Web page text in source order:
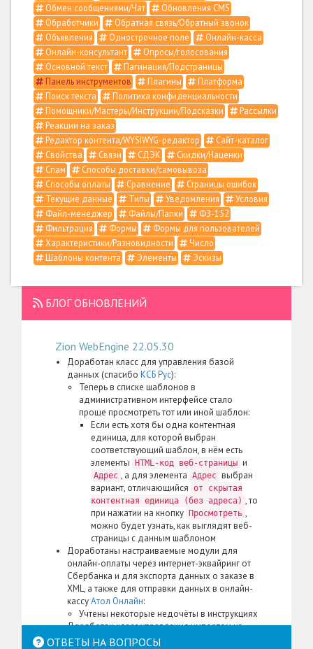
Обмен сообщениями/Чат
Обновления CMS
Обработчики
Обратная связь/Обратный звонок
Объявления
Однострочное поле
Онлайн-касса
Онлайн-консультант
Опросы/голосования
Основной текст
Пагинация/Подстраницы
Панель инструментов
Плагины
Платформа
Поиск текста
Политика конфиденциальности
Помощники/Мастеры/Инструкции/Подсказки
Рассылки
Реакции на заказ
Редактор контента/WYSIWYG-редактор
Сайт-каталог
Свойства
Связи СДЭК
Скидки/Наценки
Спам
Способы доставки/самовывоза
Способы оплаты
Сравнение
Страницы ошибок
Текущие данные
Типы Уведомления
Условия
Файл-менеджер
Файлы/Папки
ФЗ-152
Фильтрация
Формы
Формы для пользователей
Характеристики/Разновидности
Число
Шаблоны контента
Элементы Эскизы
БЛОГ ОБНОВЛЕНИЙ
Zion WebEngine 22.05.30
Доработан класс для управления базой
данных (спасибо КСБ Рус):
Теперь в списке шаблонов в
административном интерфейсе стало
проще просмотреть тот или иной шаблон:
Если есть хотя бы одна контентная
единица, для которой выбран
соответствующий шаблон, в нём есть
элементы
HTML-код веб-страницы и
Адрес , а для элемента Адрес выбран
вариант, отличающийся от скрытая
контентная единица (без адреса) , то
при нажатии на кнопку
Просмотреть ,
можно будет узнать, как выглядят веб-
страницы с данным шаблоном
Доработаны настраиваемые модули для
онлайн-оплаты через интернет-эквайринг от
Сбербанка и для экспорта данных о заказе в
XML, а также для отправки данных в онлайн-
кассуАтол Онлайн:
Учтены некоторые недочёты в инструкциях
Доработан класс управления импортом из
XML/1C:
ОТВЕТЫ НА ВОПРОСЫ